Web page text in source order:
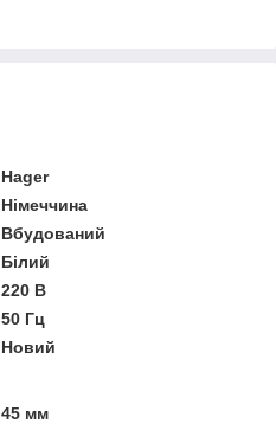
Hager
Німеччина
Вбудований
Білий
220 В
50 Гц
Новий
45 мм